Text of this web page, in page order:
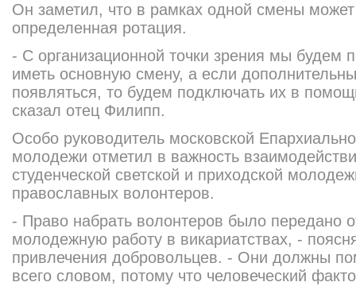
Он заметил, что в рамках одной смены может
определенная ротация.
- С организационной точки зрения мы будем
иметь основную смену, а если
появляться, то будем подключать их в
сказал отец Филипп.
Особо руководитель московской
молодежи отметил в важность
студенческой светской и приходской
православных волонтеров.
- Право набрать волонтеров было передано
молодежную работу в викариатствах, -
привлечения добровольцев. - Они должны
всего словом, потому что человеческий